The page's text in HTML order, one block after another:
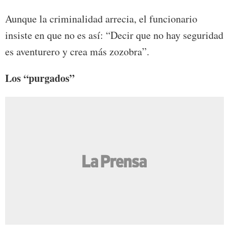
Aunque la criminalidad arrecia, el funcionario
insiste en que no es así: “Decir que no hay seguridad
es aventurero y crea más zozobra”.
Los “purgados”